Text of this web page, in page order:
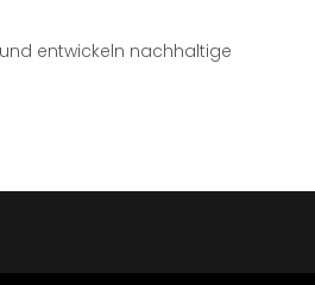
entwickeln nachhaltige